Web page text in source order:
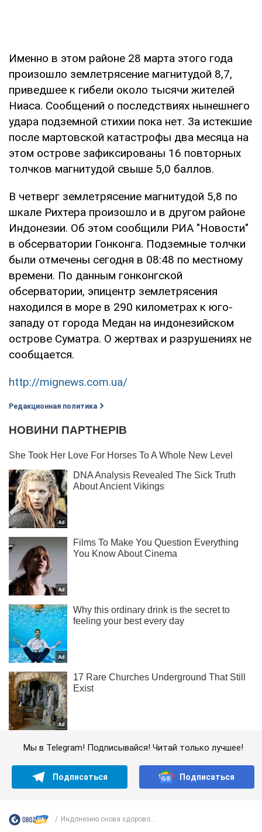
Именно в этом районе 28 марта этого года
произошло землетрясение магнитудой 8,7,
приведшее к гибели около тысячи жителей
Ниаса. Сообщений о последствиях нынешнего
удара подземной стихии пока нет. За истекшие
после мартовской катастрофы два месяца на
этом острове зафиксированы 16 повторных
толчков магнитудой свыше 5,0 баллов.
В четверг землетрясение магнитудой 5,8 по
шкале Рихтера произошло и в другом районе
Индонезии. Об этом сообщили РИА "Новости"
в обсерватории Гонконга. Подземные толчки
были отмечены сегодня в 08:48 по местному
времени. По данным гонконгской
обсерватории, эпицентр землетрясения
находился в море в 290 километрах к юго-
западу от города Медан на индонезийском
острове Суматра. О жертвах и разрушениях не
сообщается.
http://mignews.com.ua/
Редакционная политика
Мы в Telegram! Подписывайся! Читай только лучшее!
Подписаться Подписаться
Индонезию снова здорово...